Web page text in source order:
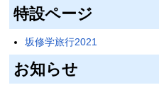
特設ページ
坂修学旅行2021
お知らせ